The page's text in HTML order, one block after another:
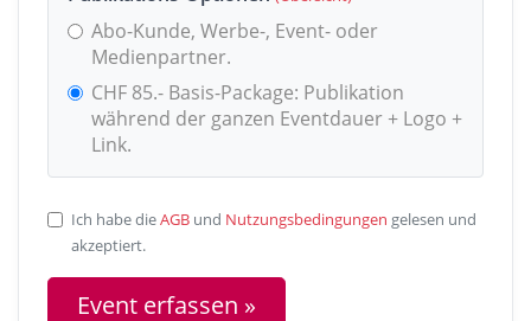
Abo-Kunde, Werbe-, Event- oder
Medienpartner.
CHF 85.- Basis-Package: Publikation
während der ganzen Eventdauer + Logo +
Link.
Ich habe dieAGB und Nutzungsbedingungen gelesen und
akzeptiert.